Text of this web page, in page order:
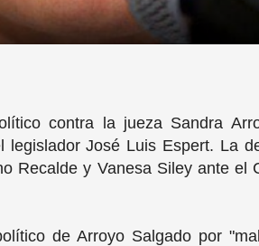
contra la jueza Sandra
José Luis Espert. La
Recalde y Vanesa Siley ante el
de Arroyo Salgado por